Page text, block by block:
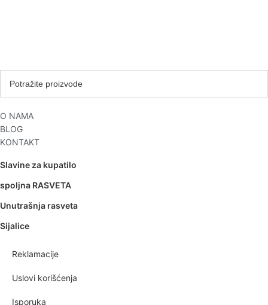
O NAMA
BLOG
KONTAKT
Slavine za kupatilo
spoljna RASVETA
Unutrašnja rasveta
Sijalice
Reklamacije
Uslovi korišćenja
Isporuka